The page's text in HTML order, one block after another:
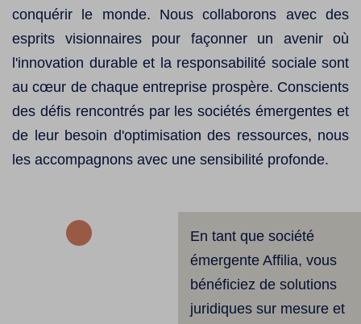
conquérir le monde. Nous collaborons avec des
esprits visionnaires pour façonner un avenir où
l'innovation durable et la responsabilité sociale sont
au cœur de chaque entreprise prospère. Conscients
des défis rencontrés par les sociétés émergentes et
de leur besoin d'optimisation des ressources, nous
les accompagnons avec une sensibilité profonde.
En tant que société
émergente Affilia, vous
bénéficiez de solutions
juridiques sur mesure et